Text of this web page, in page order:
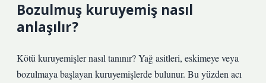
Bozulmuş kuruyemiş nasıl
anlaşılır?
Kötü kuruyemişler nasıl tanınır? Yağ asitleri, eskimeye veya
bozulmaya başlayan kuruyemişlerde bulunur. Bu yüzden acı